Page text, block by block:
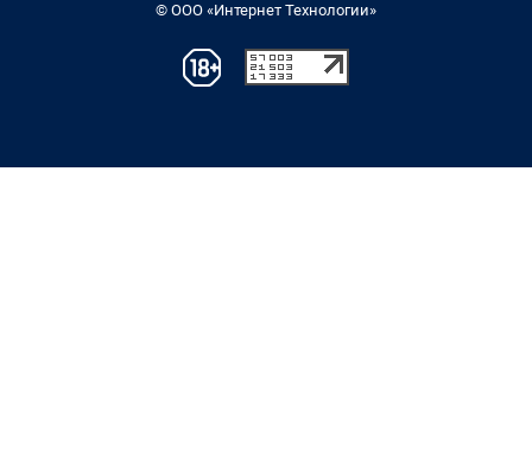
© ООО «Интернет Технологии»